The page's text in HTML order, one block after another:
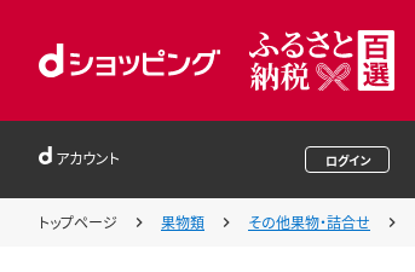
アカウント ログイン
トップページ 果物類 その他果物・詰合せ